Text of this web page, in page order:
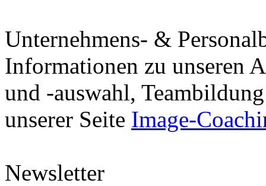
Unternehmens- &
Informationen zu unseren
und -auswahl,
unserer Seite Image-
Newsletter